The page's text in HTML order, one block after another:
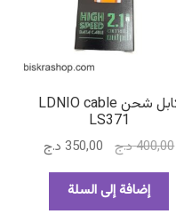
كابل شحن LDNIO cable
LS371
400,00د.ج
السعر
الأصلي
هو:
400,00 د.ج.
350,00 د.جالسعر
إضافة إلى السلة